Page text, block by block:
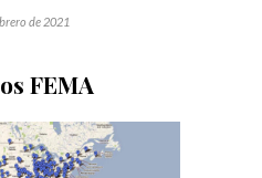
de 2021
FEMA